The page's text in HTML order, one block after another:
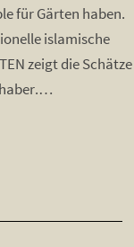
für Gärten haben.
islamische
zeigt die Schätze